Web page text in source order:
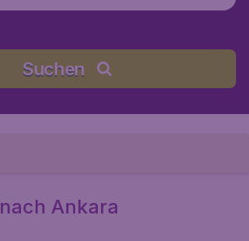
Suchen
Ankara